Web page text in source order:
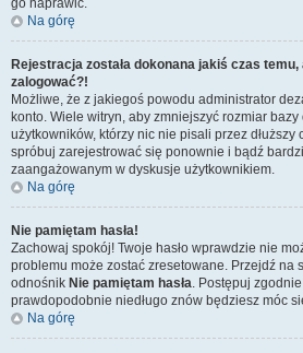
go naprawić.
Na górę
Rejestracja została dokonana jakiś czas
zalogować?!
Możliwe, że z jakiegoś powodu administrator
konto. Wiele witryn, aby zmniejszyć rozmiar
użytkowników, którzy nic nie pisali przez dłuższy
spróbuj zarejestrować się ponownie i bądź
zaangażowanym w dyskusje użytkownikiem.
Na górę
Nie pamiętam hasła!
Zachowaj spokój! Twoje hasło wprawdzie nie
problemu może zostać zresetowane. Przejdź na
odnośnik Nie pamiętam hasła. Postępuj
prawdopodobnie niedługo znów będziesz móc
Na górę